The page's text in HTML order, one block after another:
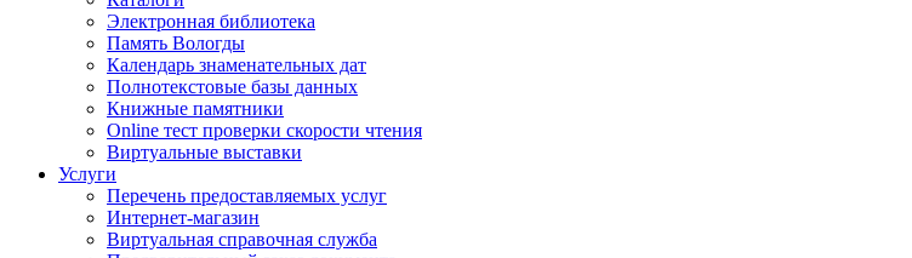
Электронная библиотека
Память Вологды
Календарь знаменательных дат
Полнотекстовые базы данных
Книжные памятники
Online тест проверки скорости чтения
Виртуальные выставки
Услуги
Перечень предоставляемых услуг
Интернет-магазин
Виртуальная справочная служба